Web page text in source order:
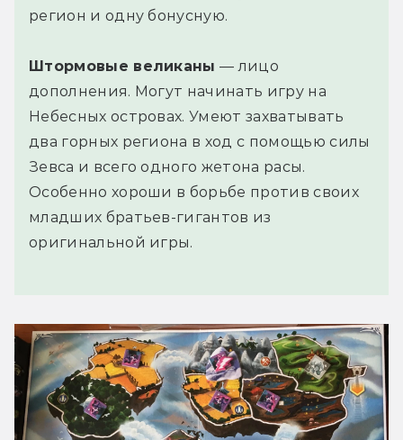
регион и одну бонусную.
Штормовые великаны — лицо
дополнения. Могут начинать игру на
Небесных островах. Умеют захватывать
два горных региона в ход с помощью силы
Зевса и всего одного жетона расы.
Особенно хороши в борьбе против своих
младших братьев-гигантов из
оригинальной игры.